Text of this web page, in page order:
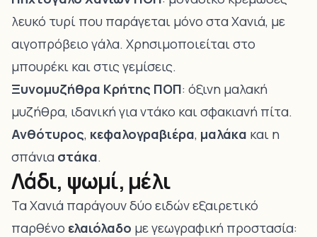
λευκό τυρί που παράγεται μόνο στα Χανιά, με
αιγοπρόβειο γάλα. Χρησιμοποιείται στο
μπουρέκι και στις γεμίσεις.
Ξυνομυζήθρα Κρήτης ΠΟΠ: όξινη μαλακή
μυζήθρα, ιδανική για ντάκο και σφακιανή πίτα.
Ανθότυρος, κεφαλογραβιέρα, μαλάκα και η
σπάνια στάκα.
Λάδι, ψωμί, μέλι
Τα Χανιά παράγουν δύο ειδών εξαιρετικό
παρθένο ελαιόλαδο με γεωγραφική προστασία: